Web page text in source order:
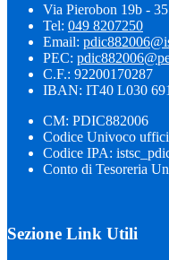
Via Pierobon 19b -
Tel: 049 8207250
Email:
PEC:
C.F.: 92200170287
IBAN: IT40 L030
CM: PDIC882006
Codice Univoco
Codice IPA:
Conto di Tesoreria
Sezione Link Utili